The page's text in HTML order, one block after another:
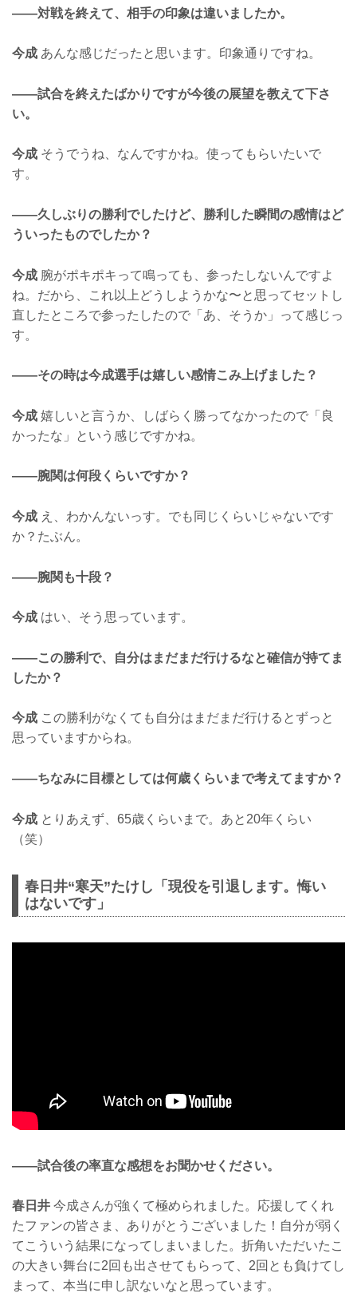
——対戦を終えて、相手の印象は違いましたか。
今成 あんな感じだったと思います。印象通りですね。
——試合を終えたばかりですが今後の展望を教えて下さ
い。
今成 そうでうね、なんですかね。使ってもらいたいで
す。
——久しぶりの勝利でしたけど、勝利した瞬間の感情はど
ういったものでしたか？
今成 腕がポキポキって鳴っても、参ったしないんですよ
ね。だから、これ以上どうしようかな〜と思ってセットし
直したところで参ったしたので「あ、そうか」って感じっ
す。
——その時は今成選手は嬉しい感情こみ上げました？
今成 嬉しいと言うか、しばらく勝ってなかったので「良
かったな」という感じですかね。
——腕関は何段くらいですか？
今成 え、わかんないっす。でも同じくらいじゃないです
か？たぶん。
——腕関も十段？
今成 はい、そう思っています。
——この勝利で、自分はまだまだ行けるなと確信が持てま
したか？
今成 この勝利がなくても自分はまだまだ行けるとずっと
思っていますからね。
——ちなみに目標としては何歳くらいまで考えてますか？
今成 とりあえず、65歳くらいまで。あと20年くらい
（笑）
春日井“寒天”たけし「現役を引退します。悔い
はないです」
——試合後の率直な感想をお聞かせください。
春日井 今成さんが強くて極められました。応援してくれ
たファンの皆さま、ありがとうございました！自分が弱く
てこういう結果になってしまいました。折角いただいたこ
の大きい舞台に2回も出させてもらって、2回とも負けてし
まって、本当に申し訳ないなと思っています。